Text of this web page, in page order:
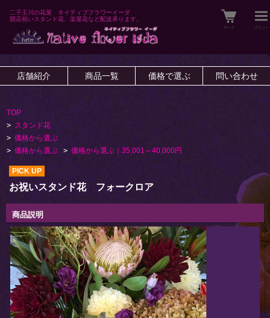
二子玉川の花屋 ネイティブフラワーイーダ
開店祝いスタンド花、楽屋花など配送承ります。
店舗紹介 商品一覧 価格で選ぶ 問い合わせ
TOP
> スタンド花
> 価格から選ぶ
> 価格から選ぶ > 価格から選ぶ｜35,001～40,000円
PICK UP
お祝いスタンド花 フォークロア
商品説明